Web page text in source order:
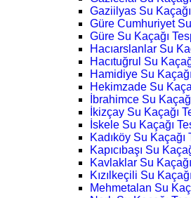
Gaziilyas Su
Güre Cumhuriyet
Güre Su Kaçağı
Hacıarslanlar Su
Hacıtuğrul Su
Hamidiye Su
Hekimzade Su
İbrahimce Su
İkizçay Su Kaçağı
İskele Su Kaçağı
Kadıköy Su Kaçağı
Kapıcıbaşı Su
Kavlaklar Su
Kızılkeçili Su
Mehmetalan Su